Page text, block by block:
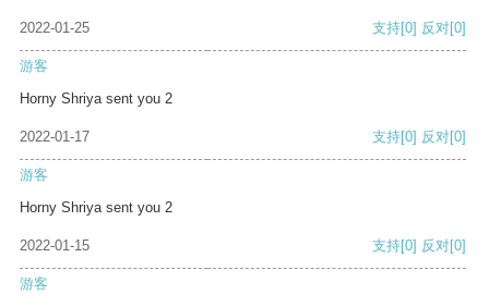
2022-01-25 支持[0] 反对[0]
游客
Horny Shriya sent you 2
2022-01-17 支持[0] 反对[0]
游客
Horny Shriya sent you 2
2022-01-15 支持[0] 反对[0]
游客